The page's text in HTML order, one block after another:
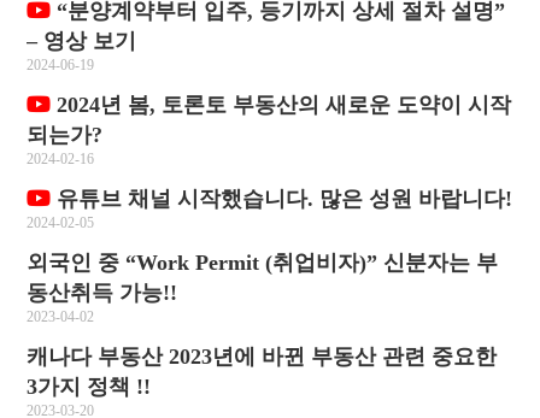
“분양계약부터 입주, 등기까지 상세 절차 설명”
– 영상 보기
2024-06-19
2024년 봄, 토론토 부동산의 새로운 도약이 시작
되는가?
2024-02-16
유튜브 채널 시작했습니다. 많은 성원 바랍니다!
2024-02-05
외국인 중 “Work Permit (취업비자)” 신분자는 부
동산취득 가능!!
2023-04-02
캐나다 부동산 2023년에 바뀐 부동산 관련 중요한
3가지 정책 !!
2023-03-20